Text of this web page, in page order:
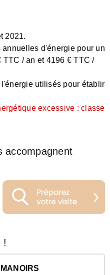
2021.
d'énergie pour un
TTC / an et 4196 € TTC /
utilisés pour établir
excessive : classe
accompagnent
!